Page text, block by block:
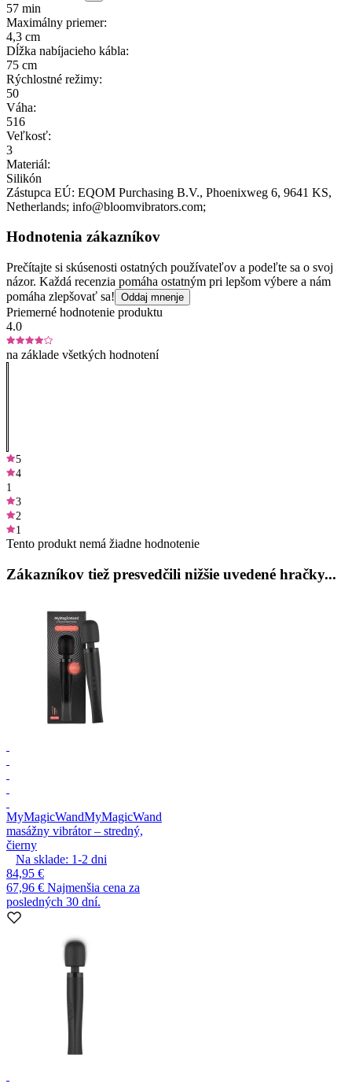
57 min
Maximálny priemer:
4,3 cm
Dĺžka nabíjacieho kábla:
75 cm
Rýchlostné režimy:
50
Váha:
516
Veľkosť:
3
Materiál:
Silikón
Zástupca EÚ: EQOM Purchasing B.V., Phoenixweg 6, 9641 KS,
Netherlands; info@bloomvibrators.com;
Hodnotenia zákazníkov
Prečítajte si skúsenosti ostatných používateľov a podeľte sa o svoj
názor. Každá recenzia pomáha ostatným pri lepšom výbere a nám
pomáha zlepšovať sa! Oddaj mnenje
Priemerné hodnotenie produktu
4.0
na základe všetkých hodnotení
5
4
1
3
2
1
Tento produkt nemá žiadne hodnotenie
Zákazníkov tiež presvedčili nižšie uvedené hračky...
MyMagicWandMyMagicWand
masážny vibrátor – stredný,
čierny
Na sklade: 1-2 dni
84,95 €
67,96 € Najmenšia cena za
posledných 30 dní.